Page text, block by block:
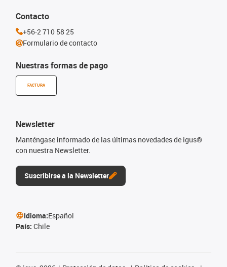
Nuestras formas de pago
FACTURA
Newsletter
Manténgase informado de las últimas novedades de igus®
con nuestra Newsletter.
Suscribirse a la Newsletter
Contacto
+56-2 710 58 25
Formulario de contacto
Idioma:Español
País: Chile